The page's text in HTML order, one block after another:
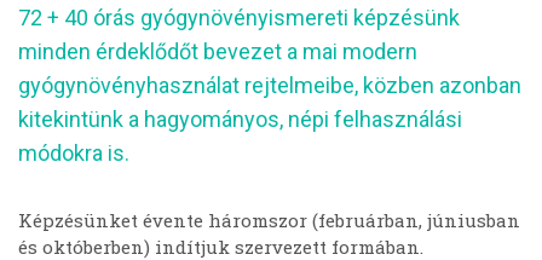
72 + 40 órás gyógynövényismereti képzésünk
minden érdeklődőt bevezet a mai modern
gyógynövényhasználat rejtelmeibe, közben azonban
kitekintünk a hagyományos, népi felhasználási
módokra is.
Képzésünket évente háromszor (februárban, júniusban
és októberben) indítjuk szervezett formában.